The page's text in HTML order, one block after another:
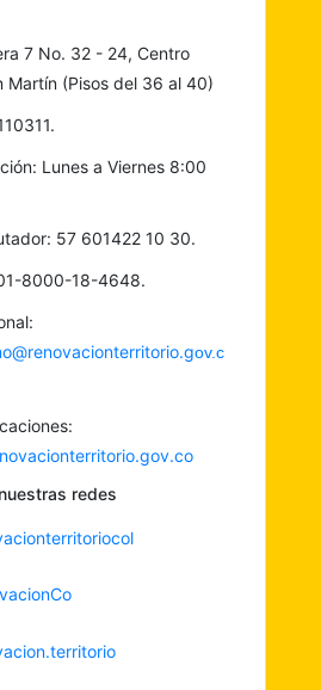
7 No. 32 - 24, Centro
Martín (Pisos del 36 al 40)
Lunes a Viernes 8:00
57 601422 10 30.
8000-18-4648.
ov.c
redes